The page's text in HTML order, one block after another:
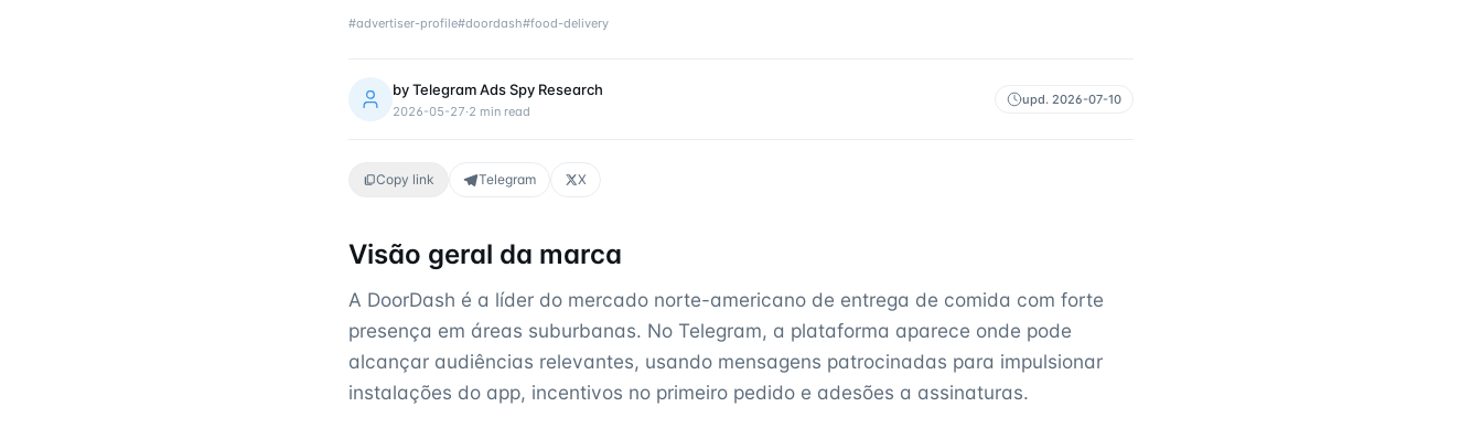
#advertiser-profile#doordash#food-delivery
byTelegram Ads Spy Research
2026-05-27·2 min read
upd. 2026-07-10
Copy link Telegram X
Visão geral da marca
A DoorDash é a líder do mercado norte-americano de entrega de comida com forte
presença em áreas suburbanas. No Telegram, a plataforma aparece onde pode
alcançar audiências relevantes, usando mensagens patrocinadas para impulsionar
instalações do app, incentivos no primeiro pedido e adesões a assinaturas.